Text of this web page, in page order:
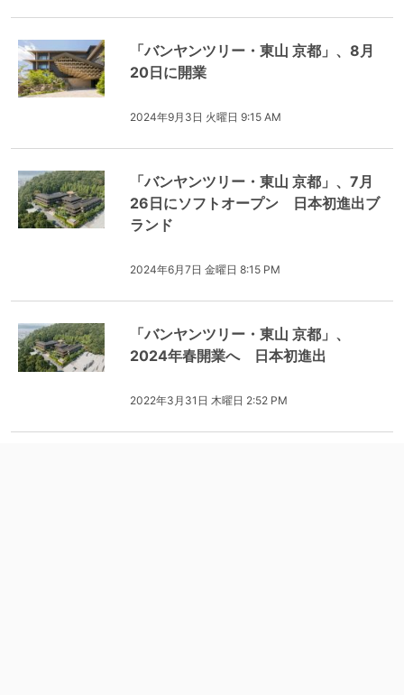
「バンヤンツリー・東山 京都」、8月
20日に開業
2024年9月3日 火曜日 9:15 AM
「バンヤンツリー・東山 京都」、7月
26日にソフトオープン 日本初進出ブ
ランド
2024年6月7日 金曜日 8:15 PM
「バンヤンツリー・東山 京都」、
2024年春開業へ 日本初進出
2022年3月31日 木曜日 2:52 PM